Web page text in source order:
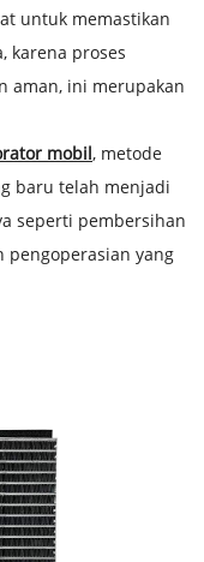
untuk memastikan
karena proses
aman, ini merupakan
mobil, metode
baru telah menjadi
seperti pembersihan
pengoperasian yang